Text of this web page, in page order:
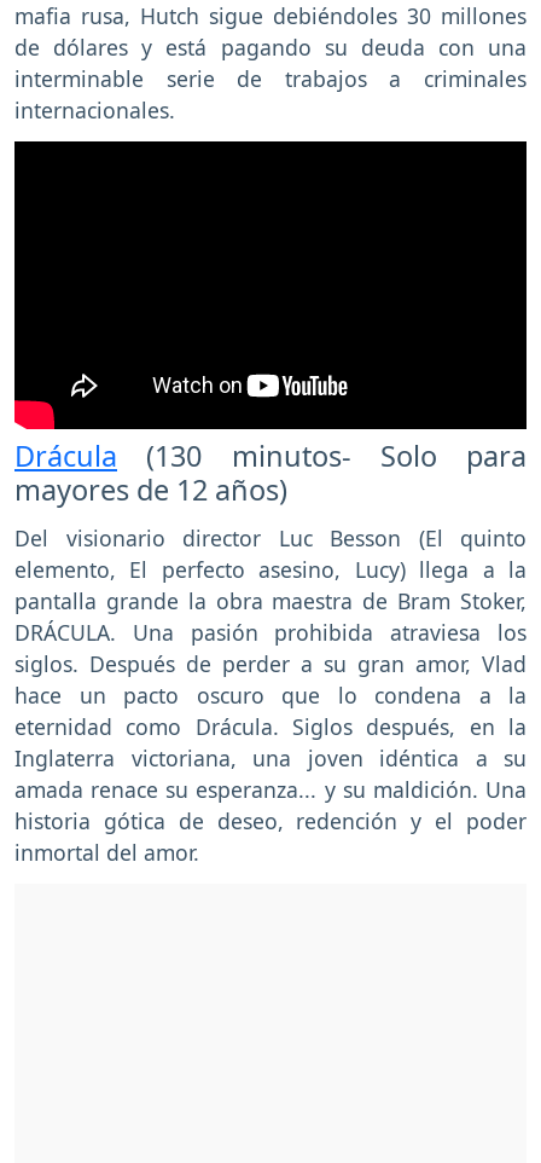
mafia rusa, Hutch sigue debiéndoles 30 millones
de dólares y está pagando su deuda con una
interminable serie de trabajos a criminales
internacionales.
Drácula (130 minutos- Solo para
mayores de 12 años)
Del visionario director Luc Besson (El quinto
elemento, El perfecto asesino, Lucy) llega a la
pantalla grande la obra maestra de Bram Stoker,
DRÁCULA. Una pasión prohibida atraviesa los
siglos. Después de perder a su gran amor, Vlad
hace un pacto oscuro que lo condena a la
eternidad como Drácula. Siglos después, en la
Inglaterra victoriana, una joven idéntica a su
amada renace su esperanza... y su maldición. Una
historia gótica de deseo, redención y el poder
inmortal del amor.